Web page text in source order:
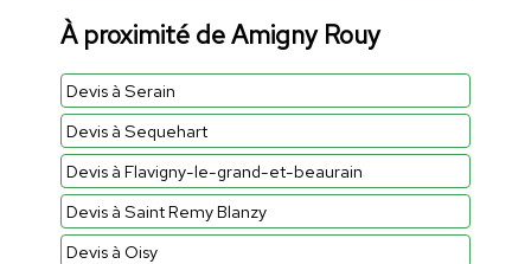
À proximité de Amigny Rouy
Devis à Serain
Devis à Sequehart
Devis à Flavigny-le-grand-et-beaurain
Devis à Saint Remy Blanzy
Devis à Oisy